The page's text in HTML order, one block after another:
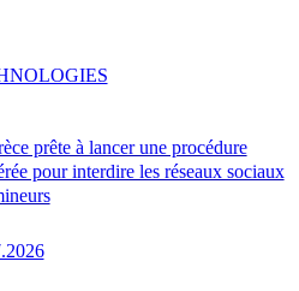
prête à lancer une procédure
pour interdire les réseaux sociaux